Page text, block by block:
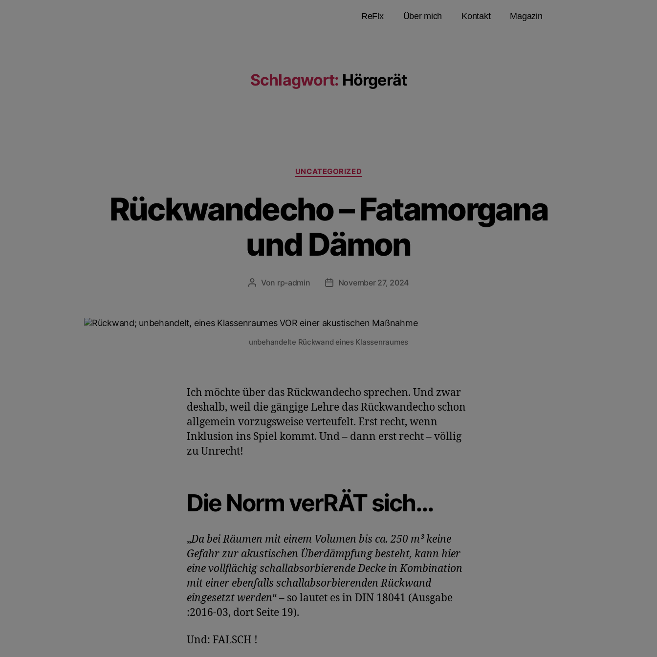
ReFlx Über mich Kontakt Magazin
Schlagwort: Hörgerät
UNCATEGORIZED
Rückwandecho – Fatamorgana
und Dämon
Von rp-admin November 27, 2024
unbehandelte Rückwand eines Klassenraumes
Ich möchte über das Rückwandecho sprechen. Und zwar
deshalb, weil die gängige Lehre das Rückwandecho schon
allgemein vorzugsweise verteufelt. Erst recht, wenn
Inklusion ins Spiel kommt. Und – dann erst recht – völlig
zu Unrecht!
Die Norm verRÄT sich…
„Da bei Räumen mit einem Volumen bis ca. 250 m³ keine
Gefahr zur akustischen Überdämpfung besteht, kann hier
eine vollflächig schallabsorbierende Decke in Kombination
mit einer ebenfalls schallabsorbierenden Rückwand
eingesetzt werden“ – so lautet es in DIN 18041 (Ausgabe
:2016-03, dort Seite 19).
Und: FALSCH !